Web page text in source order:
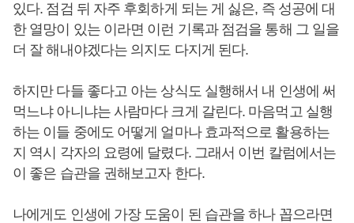
있다. 점검 뒤 자주 후회하게 되는 게 싫은, 즉 성공에 대
한 열망이 있는 이라면 이런 기록과 점검을 통해 그 일을
더 잘 해내야겠다는 의지도 다지게 된다.
하지만 다들 좋다고 아는 상식도 실행해서 내 인생에 써
먹느냐 아니냐는 사람마다 크게 갈린다. 마음먹고 실행
하는 이들 중에도 어떻게 얼마나 효과적으로 활용하는
지 역시 각자의 요령에 달렸다. 그래서 이번 칼럼에서는
이 좋은 습관을 권해보고자 한다.
나에게도 인생에 가장 도움이 된 습관을 하나 꼽으라면